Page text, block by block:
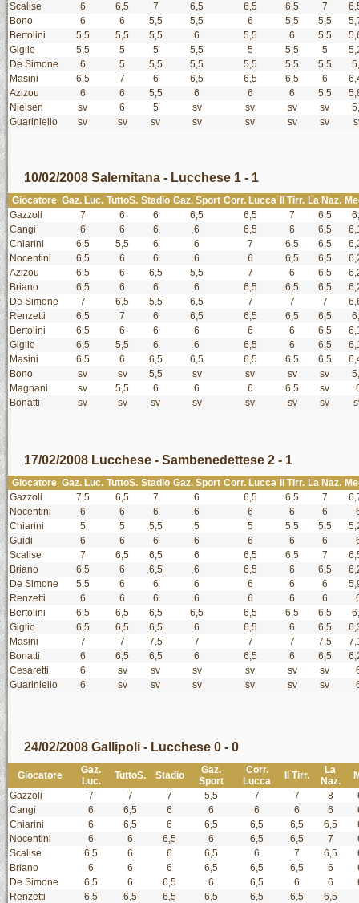
Scalise
6 6,5 7 6,5 6,5 6,5 7
Bono
6 6 5,5 5,5 6 5,5 5,5
Bertolini
5,5 5,5 5,5 6 5,5 6 5,5
Giglio
5,5 5 5 5,5 5 5,5 5
De Simone
6 5 5,5 5,5 5,5 5,5 5,5
Masini
6,5 7 6 6,5 6,5 6,5 6
Azizou
6 6 5,5 6 6 6 5,5
Nielsen
sv 6 5 sv sv sv sv
Guariniello
sv sv sv sv sv sv sv
10/02/2008 Salernitana - Lucchese 1 - 1
Giocatore Gaz. Luc. TuttoS. Stadio Gaz. Sport Corr. Lucca Il Tirr. La Naz.
Gazzoli
7 6 6 6,5 6,5 7 6,5
Cangi
6 6 6 6 6,5 6 6,5
Chiarini
6,5 5,5 6 6 7 6,5 6,5
Nocentini
6,5 6 6 6 6 6,5 6,5
Azizou
6,5 6 6,5 5,5 7 6 6,5
Briano
6,5 6 6 6 6,5 6,5 6,5
De Simone
7 6,5 5,5 6,5 7 7 7
Renzetti
6,5 7 6 6,5 6,5 6,5 6,5
Bertolini
6,5 6 6 6 6 6 6,5
Giglio
6,5 5,5 6 6 6,5 6 6,5
Masini
6,5 6 6,5 6,5 6,5 6,5 6,5
Bono
sv sv 5,5 sv sv sv sv
Magnani
sv 5,5 6 6 6 6,5 sv
Bonatti
sv sv sv sv sv sv sv
17/02/2008 Lucchese - Sambenedettese 2 - 1
Giocatore Gaz. Luc. TuttoS. Stadio Gaz. Sport Corr. Lucca Il Tirr. La Naz.
Gazzoli
7,5 6,5 7 6 6,5 6,5 7
Nocentini
6 6 6 6 6 6 6
Chiarini
5 5 5,5 5 5 5,5 5,5
Guidi
6 6 6 6 6 6 6
Scalise
7 6,5 6,5 6 6,5 6,5 7
Briano
6,5 6 6,5 6 6,5 6 6,5
De Simone
5,5 6 6 6 6 6 6
Renzetti
6 6 6 6 6 6 6
Bertolini
6,5 6,5 6,5 6,5 6,5 6,5 6,5
Giglio
6,5 6,5 6,5 6 6,5 6 6,5
Masini
7 7 7,5 7 7 7 7,5
Bonatti
6 6,5 6,5 6 6,5 6 6,5
Cesaretti
6 sv sv sv sv sv sv
Guariniello
6 sv sv sv sv sv sv
24/02/2008 Gallipoli - Lucchese 0 - 0
Giocatore
Gaz.
Luc.
TuttoS. Stadio
Gaz.
Sport
Corr.
Lucca
Il Tirr.
La
Naz.
Gazzoli
7 7 7 5,5 7 7 8
Cangi
6 6,5 6 6 6 6 6
Chiarini
6 6,5 6 6,5 6,5 6,5 6,5
Nocentini
6 6 6,5 6 6,5 6,5 7
Scalise
6,5 6 6 6,5 6 7 6,5
Briano
6 6 6 6,5 6,5 6,5 6
De Simone
6,5 6 6,5 6 6,5 6 6
Renzetti
6,5 6,5 6,5 6,5 6,5 6,5
6,5